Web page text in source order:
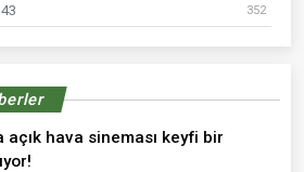
352
hava sineması keyfi bir